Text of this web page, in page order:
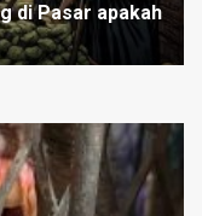
di Pasar apakah